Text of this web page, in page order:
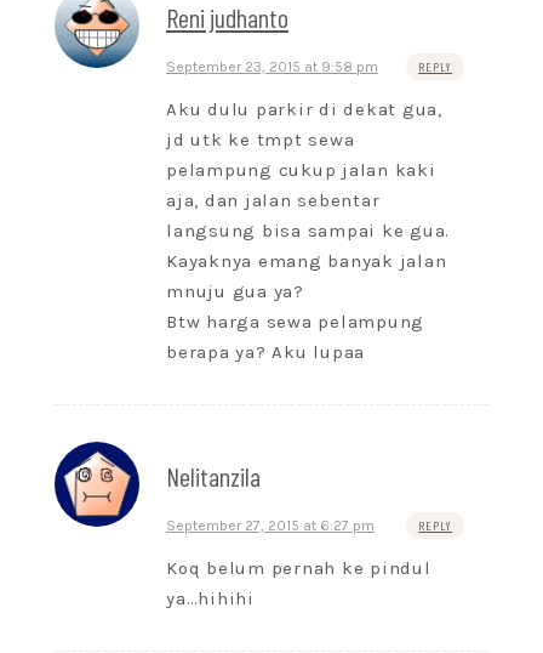
Reni judhanto
September 23, 2015 at 9:58 pm REPLY
Aku dulu parkir di dekat gua,
jd utk ke tmpt sewa
pelampung cukup jalan kaki
aja, dan jalan sebentar
langsung bisa sampai ke gua.
Kayaknya emang banyak jalan
mnuju gua ya?
Btw harga sewa pelampung
berapa ya? Aku lupaa
Nelitanzila
September 27, 2015 at 6:27 pm REPLY
Koq belum pernah ke pindul
ya…hihihi